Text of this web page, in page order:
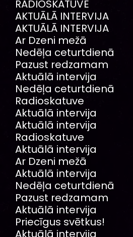
RADIOSKATUVE
AKTUĀLĀ INTERVIJA
AKTUĀLĀ INTERVIJA
Ar Dzeni mežā
Nedēļa ceturtdienā
Pazust redzamam
Aktuālā intervija
Nedēļa ceturtdienā
Radioskatuve
Aktuālā intervija
Aktuālā intervija
Radioskatuve
Aktuālā intervija
Ar Dzeni mežā
Aktuālā intervija
Nedēļa ceturtdienā
Pazust redzamam
Aktuālā intervija
Priecīgus svētkus!
Aktuālā intervija